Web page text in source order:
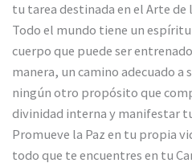
tu tarea destinada en el Arte de
Todo el mundo tiene un
cuerpo que puede ser
manera, un camino adecuado a
ningún otro propósito que
divinidad interna y manifestar
Promueve la Paz en tu propia
todo que te encuentres en tu